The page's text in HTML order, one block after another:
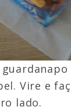
Vire e
lado.